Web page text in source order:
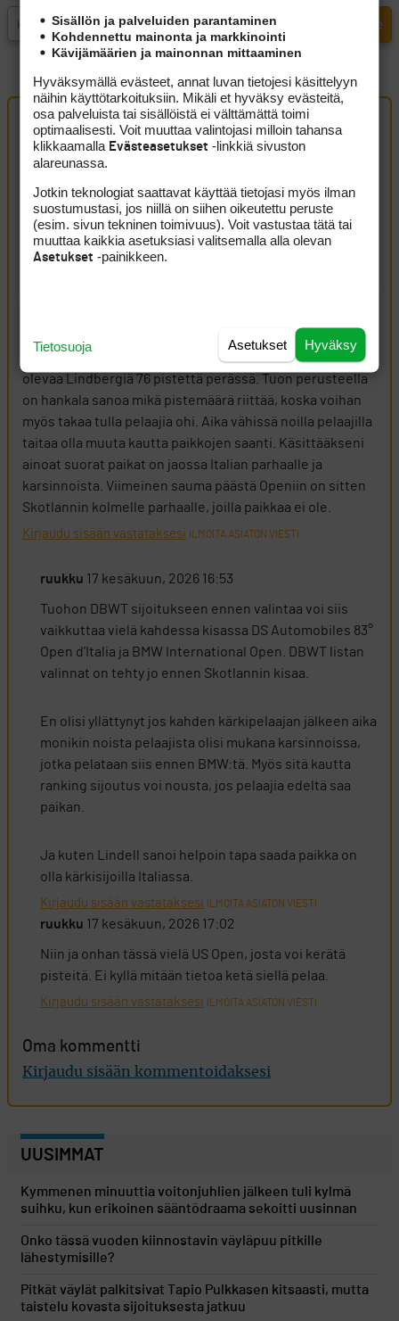
Artikkelin kommentit (3 kpl)
ruukku 17 kesäkuun, 2026 16:24
Katsoin The Open mukana olevat pelaajat 14 kesäkuuta ja
vertasin sitä DBWT kärkeen, niin ilman paikkaa ovat
listan sijoilla olevat. 3 Schaper, 6 Chacarra, 7 Sullivan, 8
Lindell on tällähetkellä viimeisessä paikassa kiinni
olevaa Lindbergiä 76 pistettä perässä. Tuon perusteella
on hankala sanoa mikä pistemäärä riittää, koska voihan
myös takaa tulla pelaajia ohi. Aika vähissä noilla pelaajilla
taitaa olla muuta kautta paikkojen saanti. Käsittääkseni
ainoat suorat paikat on jaossa Italian parhaalle ja
karsinnoista. Viimeinen sauma päästä Openiin on sitten
Skotlannin kolmelle parhaalle, joilla paikkaa ei ole.
Kirjaudu sisään vastataksesi ILMOITA ASIATON VIESTI
ruukku 17 kesäkuun, 2026 16:53
Tuohon DBWT sijoitukseen ennen valintaa voi siis
vaikkuttaa vielä kahdessa kisassa DS Automobiles 83°
Open d’Italia ja BMW International Open. DBWT listan
valinnat on tehty jo ennen Skotlannin kisaa.
En olisi yllättynyt jos kahden kärkipelaajan jälkeen aika
monikin noista pelaajista olisi mukana karsinnoissa,
jotka pelataan siis ennen BMW:tä. Myös sitä kautta
ranking sijoutus voi nousta, jos pelaajia edeltä saa
paikan.
Ja kuten Lindell sanoi helpoin tapa saada paikka on
olla kärkisijoilla Italiassa.
Kirjaudu sisään vastataksesi ILMOITA ASIATON VIESTI
ruukku 17 kesäkuun, 2026 17:02
Niin ja onhan tässä vielä US Open, josta voi kerätä
pisteitä. Ei kyllä mitään tietoa ketä siellä pelaa.
Kirjaudu sisään vastataksesi ILMOITA ASIATON VIESTI
Oma kommentti
Kirjaudu sisään kommentoidaksesi
UUSIMMAT
Kymmenen minuuttia voitonjuhlien jälkeen tuli kylmä
suihku, kun erikoinen sääntödraama sekoitti uusinnan
Onko tässä vuoden kiinnostavin väyläpuu pitkille
lähestymisille?
Pitkät väylät palkitsivat Tapio Pulkkasen kitsaasti, mutta
taistelu kovasta sijoituksesta jatkuu
Sisällön ja palveluiden parantaminen
Kohdennettu mainonta ja markkinointi
Kävijämäärien ja mainonnan mittaaminen
Hyväksymällä evästeet, annat luvan tietojesi käsittelyyn
näihin käyttötarkoituksiin. Mikäli et hyväksy evästeitä,
osa palveluista tai sisällöistä ei välttämättä toimi
optimaalisesti. Voit muuttaa valintojasi milloin tahansa
klikkaamalla Evästeasetukset -linkkiä sivuston
alareunassa.
Jotkin teknologiat saattavat käyttää tietojasi myös ilman
suostumustasi, jos niillä on siihen oikeutettu peruste
(esim. sivun tekninen toimivuus). Voit vastustaa tätä tai
muuttaa kaikkia asetuksiasi valitsemalla alla olevan
Asetukset -painikkeen.
Hyväksy
Asetukset
Tietosuoja